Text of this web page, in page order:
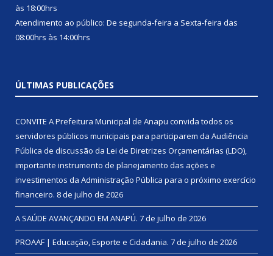
às 18:00hrs
Atendimento ao público: De segunda-feira a Sexta-feira das
08:00hrs às 14:00hrs
ÚLTIMAS PUBLICAÇÕES
CONVITE A Prefeitura Municipal de Anapu convida todos os
servidores públicos municipais para participarem da Audiência
Pública de discussão da Lei de Diretrizes Orçamentárias (LDO),
importante instrumento de planejamento das ações e
investimentos da Administração Pública para o próximo exercício
financeiro. 8 de julho de 2026
A SAÚDE AVANÇANDO EM ANAPÚ. 7 de julho de 2026
PROAAF | Educação, Esporte e Cidadania. 7 de julho de 2026